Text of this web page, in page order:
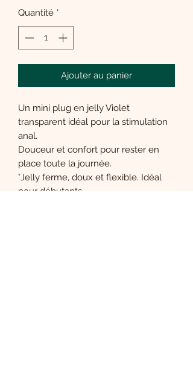
Quantité *
Ajouter au panier
Un mini plug en jelly Violet
transparent idéal pour la stimulation
anal.
Douceur et confort pour rester en
place toute la journée.
°Jelly ferme, doux et flexible. Idéal
pour débutants.